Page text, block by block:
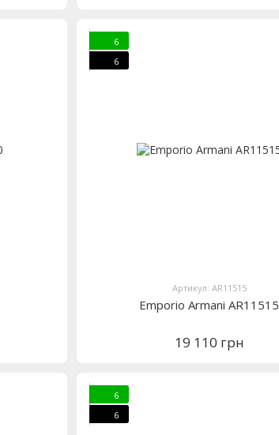
6
6
Артикул: AR11515
Emporio Armani AR11515
19 110 грн
6
6